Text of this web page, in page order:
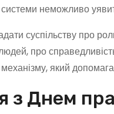
неможливо
суспільству про
про
який
з Днем